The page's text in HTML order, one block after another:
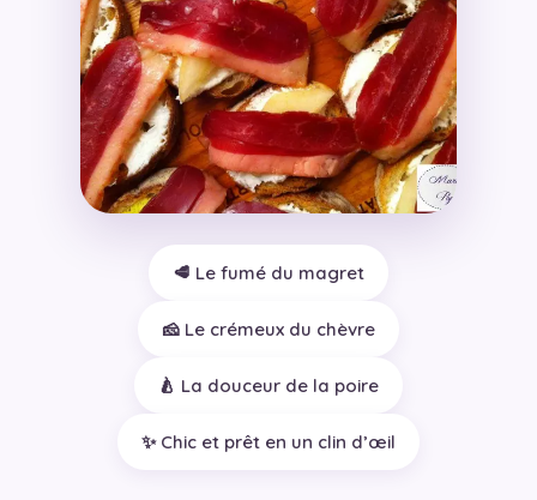
🥩 Le fumé du magret
🧀 Le crémeux du chèvre
🍐 La douceur de la poire
✨ Chic et prêt en un clin d’œil